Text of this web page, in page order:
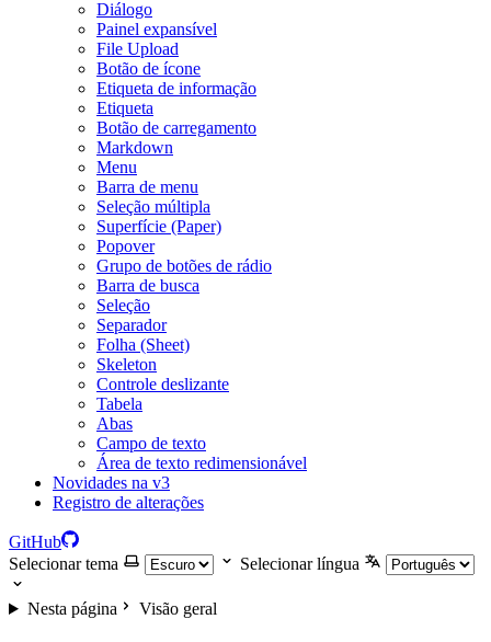
Diálogo
Painel expansível
File Upload
Botão de ícone
Etiqueta de informação
Etiqueta
Botão de carregamento
Markdown
Menu
Barra de menu
Seleção múltipla
Superfície (Paper)
Popover
Grupo de botões de rádio
Barra de busca
Seleção
Separador
Folha (Sheet)
Skeleton
Controle deslizante
Tabela
Abas
Campo de texto
Área de texto redimensionável
Novidades na v3
Registro de alterações
GitHub
Selecionar tema
Selecionar língua
Nesta página Visão geral